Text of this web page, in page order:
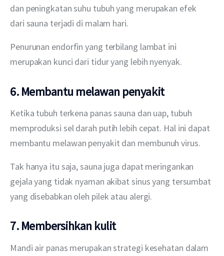
dan peningkatan suhu tubuh yang merupakan efek
dari sauna terjadi di malam hari.
Penurunan endorfin yang terbilang lambat ini
merupakan kunci dari tidur yang lebih nyenyak.
6. Membantu melawan penyakit
Ketika tubuh terkena panas sauna dan uap, tubuh
memproduksi sel darah putih lebih cepat. Hal ini dapat
membantu melawan penyakit dan membunuh virus.
Tak hanya itu saja, sauna juga dapat meringankan
gejala yang tidak nyaman akibat sinus yang tersumbat
yang disebabkan oleh pilek atau alergi.
7. Membersihkan kulit
Mandi air panas merupakan strategi kesehatan dalam